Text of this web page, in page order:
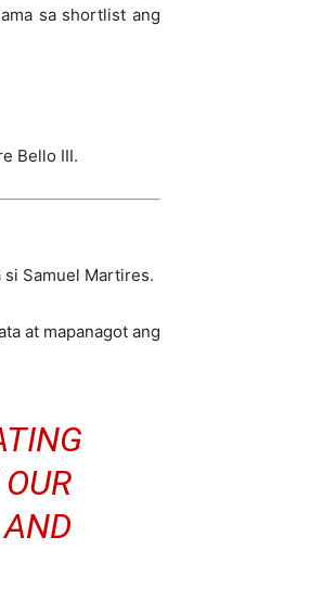
sa shortlist ang
Bello III.
Samuel Martires.
at mapanagot ang